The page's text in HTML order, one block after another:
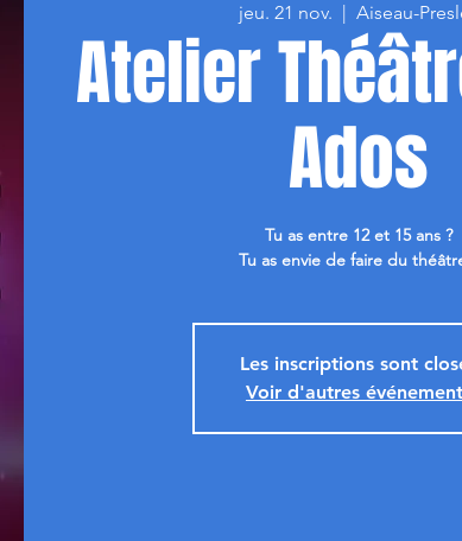
jeu. 21 nov. Aiseau-
Atelier
Ados
Tu as entre 12 et 15 ans ?
Tu as envie de faire du
Les inscriptions sont
Voir d'autres